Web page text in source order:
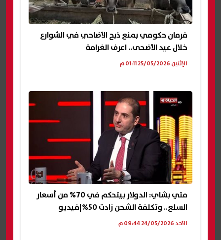
فرمان حكومي بمنع ذبح الأضاحي في الشوارع
خلال عيد الأضحى.. اعرف الغرامة
الإثنين 25/05/2026 01:11 م
متي بشاي: الدولار بيتحكم في 70% من أسعار
السلع.. وتكلفة الشحن زادت 50%|فيديو
الأحد 24/05/2026 09:44 م